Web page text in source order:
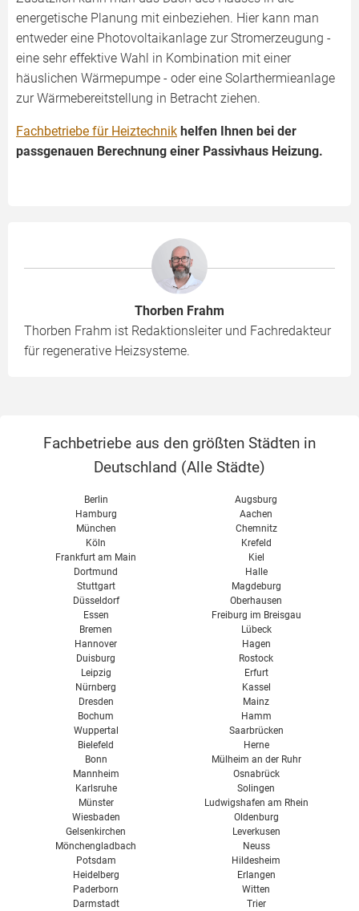
energetische Planung mit einbeziehen. Hier kann man
entweder eine Photovoltaikanlage zur Stromerzeugung -
eine sehr effektive Wahl in Kombination mit einer
häuslichen Wärmepumpe - oder eine Solarthermieanlage
zur Wärmebereitstellung in Betracht ziehen.
Fachbetriebe für Heiztechnik helfen Ihnen bei der
passgenauen Berechnung einer Passivhaus Heizung.
Thorben Frahm
Thorben Frahm ist Redaktionsleiter und Fachredakteur
für regenerative Heizsysteme.
Fachbetriebe aus den größten Städten in
Deutschland (Alle Städte)
Berlin
Hamburg
München
Köln
Frankfurt am Main
Dortmund
Stuttgart
Düsseldorf
Essen
Bremen
Hannover
Duisburg
Leipzig
Nürnberg
Dresden
Bochum
Wuppertal
Bielefeld
Bonn
Mannheim
Karlsruhe
Münster
Wiesbaden
Gelsenkirchen
Mönchengladbach
Augsburg
Aachen
Chemnitz
Krefeld
Kiel
Halle
Magdeburg
Oberhausen
Freiburg im Breisgau
Lübeck
Hagen
Rostock
Erfurt
Kassel
Mainz
Hamm
Saarbrücken
Herne
Mülheim an der Ruhr
Osnabrück
Solingen
Ludwigshafen am Rhein
Oldenburg
Leverkusen
Neuss
Potsdam
Heidelberg
Paderborn
Darmstadt
Hildesheim
Erlangen
Witten
Trier